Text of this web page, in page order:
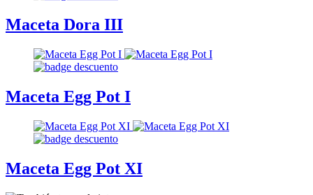
Maceta Dora III
Maceta Egg Pot I
Maceta Egg Pot XI